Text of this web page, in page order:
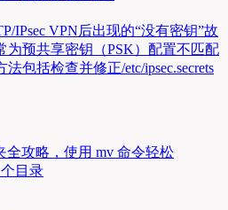
IPsec VPN后出现的“没有密钥”故
为预共享密钥（PSK）配置不匹配
包括检查并修正/etc/ipsec.secrets